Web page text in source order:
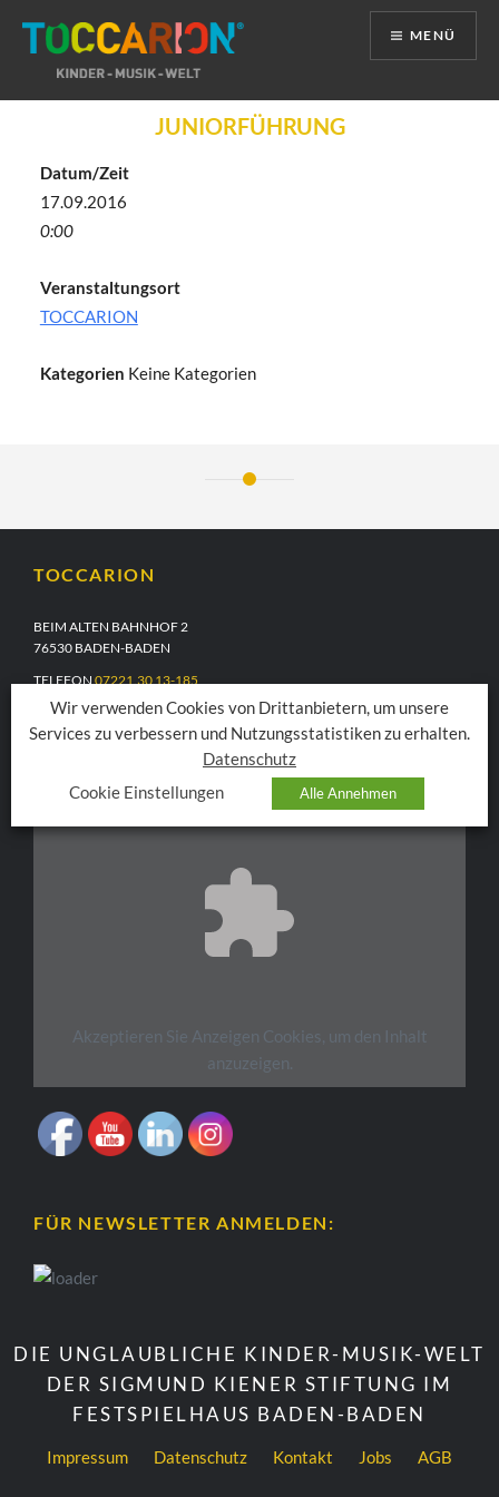
MENÜ
Inhalt
JUNIORFÜHRUNG
Datum/Zeit
17.09.2016
0:00
Veranstaltungsort
TOCCARION
Kategorien Keine Kategorien
TOCCARION
BEIM ALTEN BAHNHOF 2
76530 BADEN-BADEN
TELEFON 07221.30 13-185
EMAIL
info@toccarion.de
Akzeptieren Sie Anzeigen Cookies, um den Inhalt
anzuzeigen.
FÜR NEWSLETTER ANMELDEN:
DIE UNGLAUBLICHE KINDER-MUSIK-WELT
DER SIGMUND KIENER STIFTUNG IM
FESTSPIELHAUS BADEN-BADEN
Impressum Datenschutz Kontakt Jobs AGB
Wir verwenden Cookies von Drittanbietern, um unsere
Services zu verbessern und Nutzungsstatistiken zu erhalten.
Datenschutz
Cookie Einstellungen
Alle Annehmen